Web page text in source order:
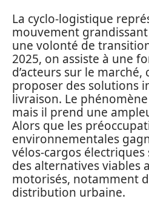
La cyclo-logistique
mouvement grandissant
une volonté de
2025, on assiste à une
d’acteurs sur le
proposer des solutions
livraison. Le phénomène
mais il prend une
Alors que les
environnementales
vélos-cargos électriques
des alternatives viables
motorisés, notamment
distribution urbaine.